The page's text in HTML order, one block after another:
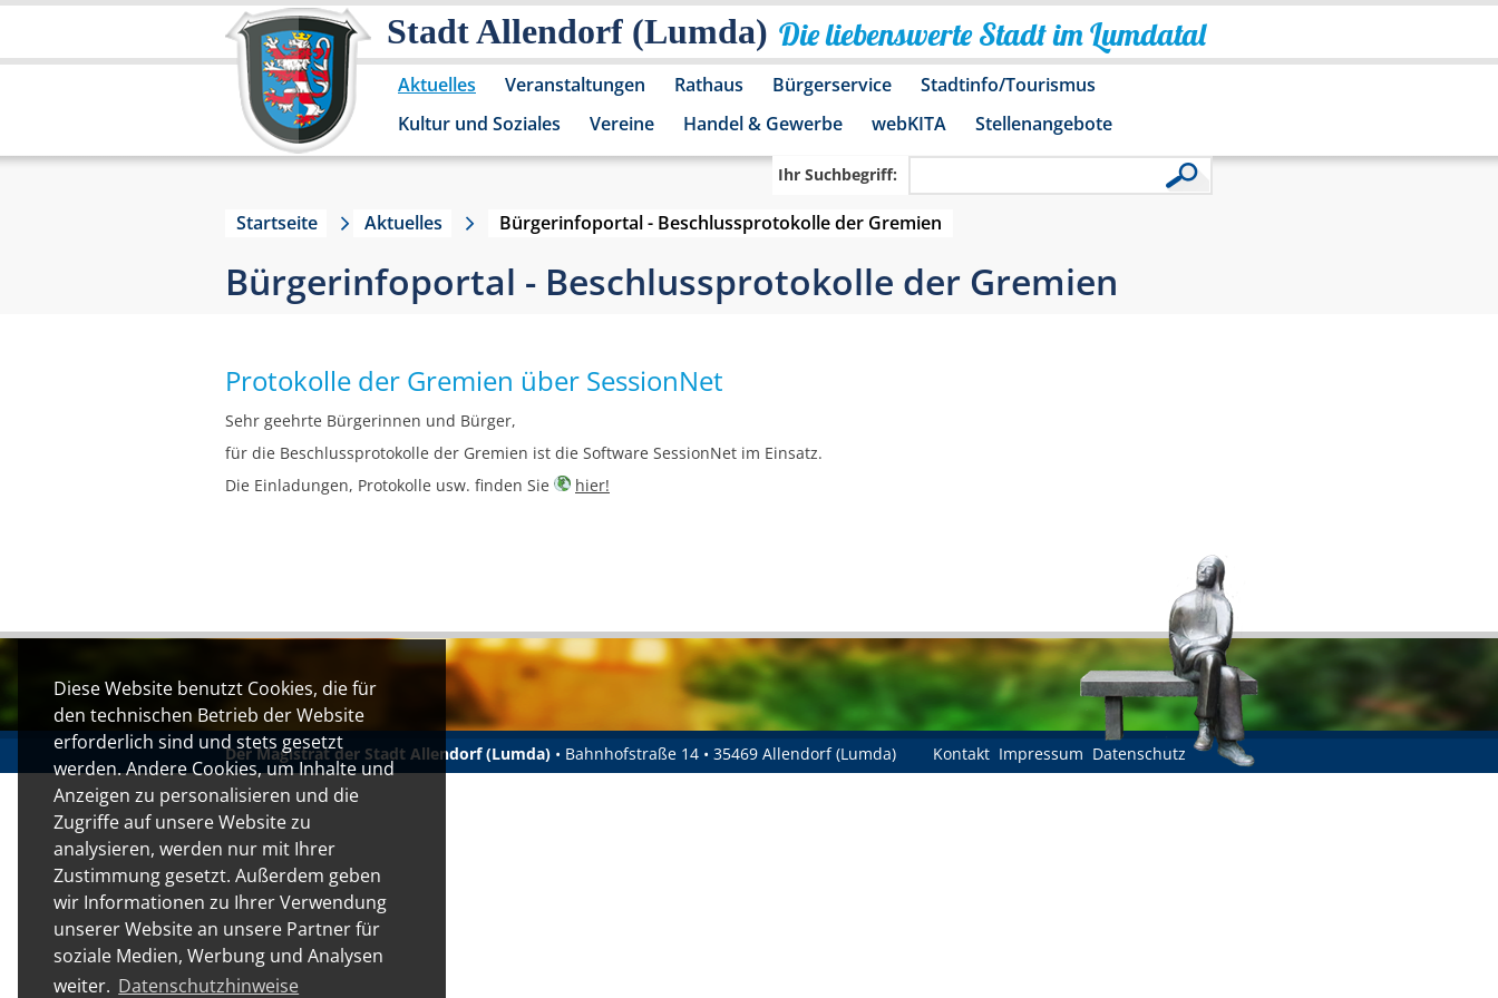
Diese Website benutzt Cookies, die für
den technischen Betrieb der Website
erforderlich sind und stets gesetzt
werden. Andere Cookies, um Inhalte und
Anzeigen zu personalisieren und die
Zugriffe auf unsere Website zu
analysieren, werden nur mit Ihrer
Zustimmung gesetzt. Außerdem geben
wir Informationen zu Ihrer Verwendung
unserer Website an unsere Partner für
soziale Medien, Werbung und Analysen
weiter. Datenschutzhinweise
Stadt Allendorf (Lumda) Die liebenswerte Stadt im Lumdatal
Aktuelles Veranstaltungen Rathaus Bürgerservice
Stadtinfo/Tourismus
Kultur und Soziales
Vereine Handel & Gewerbe webKITA Stellenangebote
Ihr Suchbegriff:
Startseite Aktuelles Bürgerinfoportal - Beschlussprotokolle der Gremien
Bürgerinfoportal - Beschlussprotokolle der Gremien
Protokolle der Gremien über SessionNet
Sehr geehrte Bürgerinnen und Bürger,
für die Beschlussprotokolle der Gremien ist die Software SessionNet im Einsatz.
Die Einladungen, Protokolle usw. finden Sie
hier!
Der Magistrat der Stadt Allendorf (Lumda) • Bahnhofstraße 14 • 35469 Allendorf (Lumda) Kontakt Impressum Datenschutz